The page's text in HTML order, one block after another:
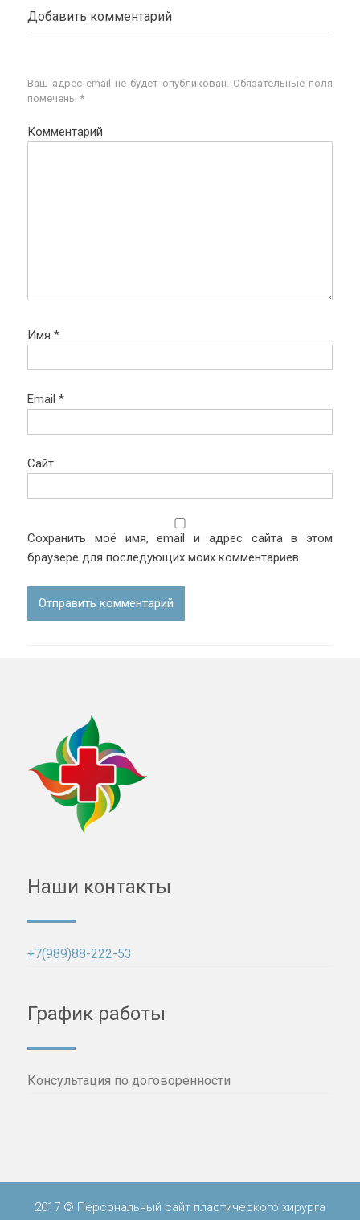
Добавить комментарий
Ваш адрес email не будет опубликован.
Обязательные поля
помечены *
Комментарий
Имя *
Email *
Сайт
Сохранить моё имя, email и адрес сайта в этом
браузере для последующих моих комментариев.
Наши контакты
+7(989)88-222-53
График работы
Консультация по договоренности
2017 © Персональный сайт пластического хирурга